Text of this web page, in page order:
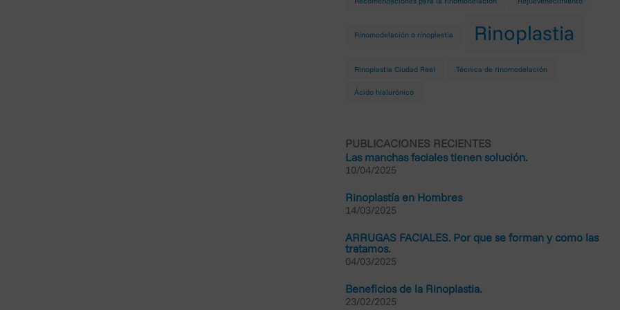
Rinomodelación o rinoplastia Rinoplastia
Rinoplastia Ciudad Real Técnica de rinomodelación
Ácido hialurónico
PUBLICACIONES RECIENTES
Las manchas faciales tienen solución.
10/04/2025
Rinoplastía en Hombres
14/03/2025
ARRUGAS FACIALES. Por que se forman y como las
tratamos.
04/03/2025
Beneficios de la Rinoplastia.
23/02/2025
los datos personales de los interesados para fines distintos de los anteriormente
conforme a los requerimientos de la normativa vigente en materia de protección de
rectificación, cancelación, oposición, portabilidad y limitación de uso mediante escrito,
oficial que le identifique, dirigido a OTOSALUD S.L. con domicilio social en la dirección AVD